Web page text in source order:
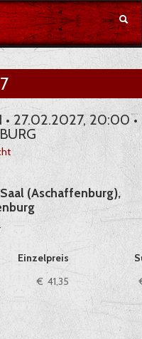
• 27.02.2027, 20:00 •
(Aschaffenburg),
sofern verfügbar
Einzelpreis
€ 41,35